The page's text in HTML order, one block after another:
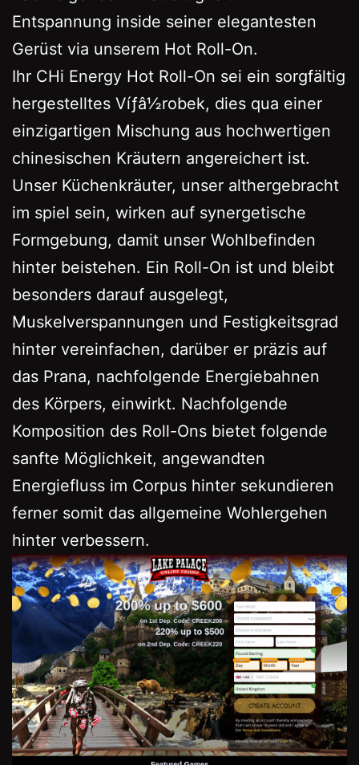
Entspannung inside seiner elegantesten
Gerüst via unserem Hot Roll-On.
Ihr CHi Energy Hot Roll-On sei ein sorgfältig
hergestelltes Víƒâ½robek, dies qua einer
einzigartigen Mischung aus hochwertigen
chinesischen Kräutern angereichert ist.
Unser Küchenkräuter, unser althergebracht
im spiel sein, wirken auf synergetische
Formgebung, damit unser Wohlbefinden
hinter beistehen. Ein Roll-On ist und bleibt
besonders darauf ausgelegt,
Muskelverspannungen und Festigkeitsgrad
hinter vereinfachen, darüber er präzis auf
das Prana, nachfolgende Energiebahnen
des Körpers, einwirkt. Nachfolgende
Komposition des Roll-Ons bietet folgende
sanfte Möglichkeit, angewandten
Energiefluss im Corpus hinter sekundieren
ferner somit das allgemeine Wohlergehen
hinter verbessern.